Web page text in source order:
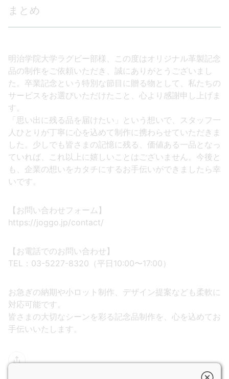
まとめ
明治学院大学ラグビー部様、この度はオリジナル革製記念
品の制作をご依頼いただき、誠にありがとうございまし
た。卒業記念という特別な節目に贈る物として、私たちの
サービスをお選びいただけたこと、心より感謝申し上げま
す。
「思い出に残る品を届けたい」という想いで、スタッフ一
人ひとりが丁寧に心を込めて制作に携わらせていただきま
した。少しでも皆さまの記憶に残る、価値ある一品となっ
ていれば、これ以上に嬉しいことはございません。今後と
も、企業の想いをカタチにするお手伝いができましたら幸
いです。
【お問い合わせフォーム】
https://joggo.jp/contact/
【お電話でのお問い合わせ】
TEL：03-5227-8320（平日10:00〜17:00）
お急ぎの納期や小ロット制作、デザイン提案なども柔軟に
対応可能です。
皆さまの大切なシーンを彩る記念品制作を、心を込めてお
手伝いいたします。